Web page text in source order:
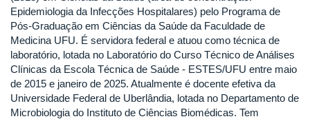
Epidemiologia da Infecções Hospitalares) pelo Programa de
Pós-Graduação em Ciências da Saúde da Faculdade de
Medicina UFU. É servidora federal e atuou como técnica de
laboratório, lotada no Laboratório do Curso Técnico de Análises
Clínicas da Escola Técnica de Saúde - ESTES/UFU entre maio
de 2015 e janeiro de 2025. Atualmente é docente efetiva da
Universidade Federal de Uberlândia, lotada no Departamento de
Microbiologia do Instituto de Ciências Biomédicas. Tem